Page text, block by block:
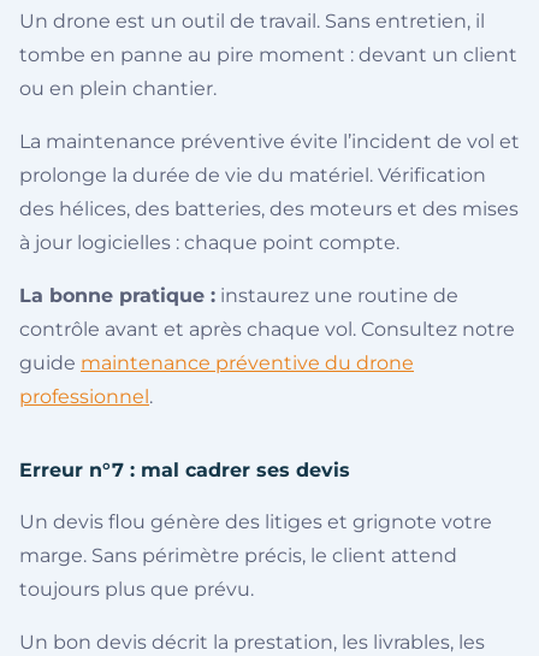
Un drone est un outil de travail. Sans entretien, il
tombe en panne au pire moment : devant un client
ou en plein chantier.
La maintenance préventive évite l’incident de vol et
prolonge la durée de vie du matériel. Vérification
des hélices, des batteries, des moteurs et des mises
à jour logicielles : chaque point compte.
La bonne pratique : instaurez une routine de
contrôle avant et après chaque vol. Consultez notre
guide maintenance préventive du drone
professionnel .
Erreur n°7 : mal cadrer ses devis
Un devis flou génère des litiges et grignote votre
marge. Sans périmètre précis, le client attend
toujours plus que prévu.
Un bon devis décrit la prestation, les livrables, les